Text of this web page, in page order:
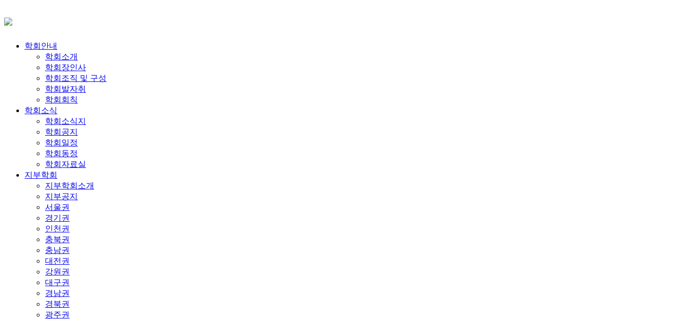
학회안내
학회소개
학회장인사
학회조직 및 구성
학회발자취
학회회칙
학회소식
학회소식지
학회공지
학회일정
학회동정
학회자료실
지부학회
지부학회소개
지부공지
서울권
경기권
인천권
충북권
충남권
대전권
강원권
대구권
경남권
경북권
광주권